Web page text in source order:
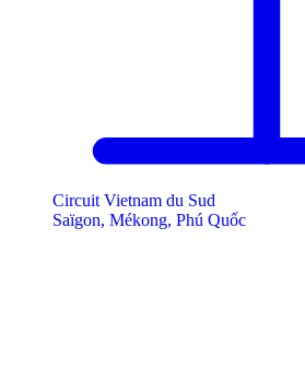
Circuit Vietnam du Sud
Saïgon, Mékong, Phú Quốc